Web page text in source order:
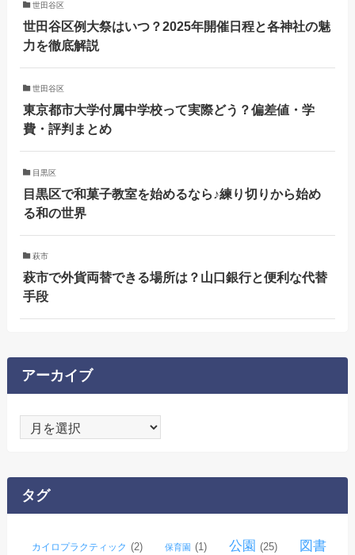
世田谷区
世田谷区例大祭はいつ？2025年開催日程と各神社の魅
力を徹底解説
世田谷区
東京都市大学付属中学校って実際どう？偏差値・学
費・評判まとめ
目黒区
目黒区で和菓子教室を始めるなら♪練り切りから始め
る和の世界
萩市
萩市で外貨両替できる場所は？山口銀行と便利な代替
手段
アーカイブ
ー
ブ
タグ
カイロプラクティック (2) 保育園 (1) 公園 (25) 図書